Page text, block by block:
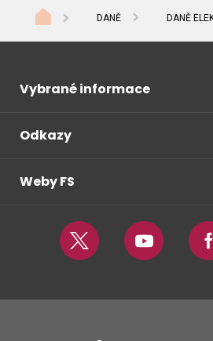
DANĚ DANĚ
Vybrané informace
Odkazy
Weby FS
Twitter Youtube